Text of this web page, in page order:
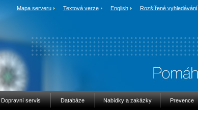
Mapa serveru Textová verze English Rozšířené vyhledávání
Dopravní servis Databáze Nabídky a zakázky Prevence